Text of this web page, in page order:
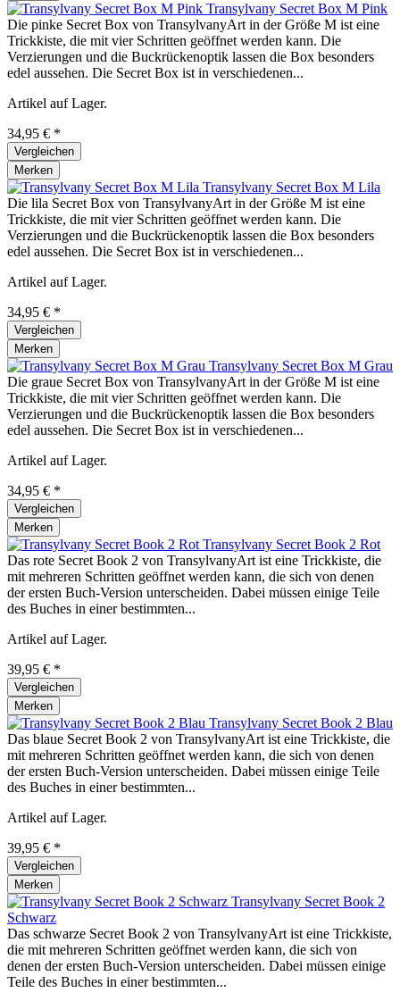
Transylvany Secret Box M Pink
Die pinke Secret Box von TransylvanyArt in der Größe M ist eine
Trickkiste, die mit vier Schritten geöffnet werden kann. Die
Verzierungen und die Buckrückenoptik lassen die Box besonders
edel aussehen. Die Secret Box ist in verschiedenen...
Artikel auf Lager.
34,95 € *
Vergleichen
Merken
Transylvany Secret Box M Lila
Die lila Secret Box von TransylvanyArt in der Größe M ist eine
Trickkiste, die mit vier Schritten geöffnet werden kann. Die
Verzierungen und die Buckrückenoptik lassen die Box besonders
edel aussehen. Die Secret Box ist in verschiedenen...
Artikel auf Lager.
34,95 € *
Vergleichen
Merken
Transylvany Secret Box M Grau
Die graue Secret Box von TransylvanyArt in der Größe M ist eine
Trickkiste, die mit vier Schritten geöffnet werden kann. Die
Verzierungen und die Buckrückenoptik lassen die Box besonders
edel aussehen. Die Secret Box ist in verschiedenen...
Artikel auf Lager.
34,95 € *
Vergleichen
Merken
Transylvany Secret Book 2 Rot
Das rote Secret Book 2 von TransylvanyArt ist eine Trickkiste, die
mit mehreren Schritten geöffnet werden kann, die sich von denen
der ersten Buch-Version unterscheiden. Dabei müssen einige Teile
des Buches in einer bestimmten...
Artikel auf Lager.
39,95 € *
Vergleichen
Merken
Transylvany Secret Book 2 Blau
Das blaue Secret Book 2 von TransylvanyArt ist eine Trickkiste, die
mit mehreren Schritten geöffnet werden kann, die sich von denen
der ersten Buch-Version unterscheiden. Dabei müssen einige Teile
des Buches in einer bestimmten...
Artikel auf Lager.
39,95 € *
Vergleichen
Merken
Transylvany Secret Book 2
Schwarz
Das schwarze Secret Book 2 von TransylvanyArt ist eine Trickkiste,
die mit mehreren Schritten geöffnet werden kann, die sich von
denen der ersten Buch-Version unterscheiden. Dabei müssen einige
Teile des Buches in einer bestimmten...